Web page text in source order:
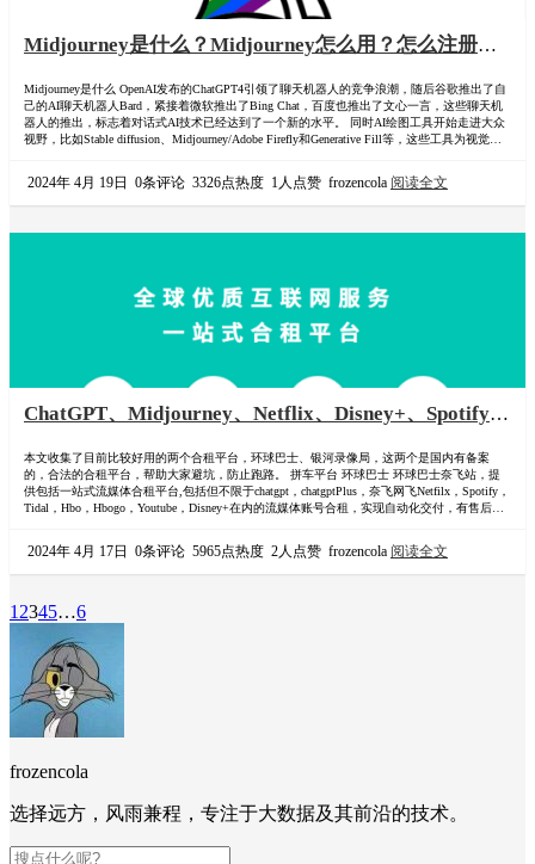
Midjourney是什么？Midjourney怎么用？怎么注册
租Midjourney拼车
Midjourney是什么 OpenAI发布的ChatGPT4引领了聊天机器人的竞争浪潮，随后谷歌推出了自
己的AI聊天机器人Bard，紧接着微软推出了Bing Chat，百度也推出了文心一言，这些聊天机
器人的推出，标志着对话式AI技术已经达到了一个新的水平。 同时AI绘图工具开始走进大众
视野，比如Stable diffusion、Midjourney/Adobe Firefly和Generative Fill等，这些工具为视觉内
2024年 4月 19日 0条评论 3326点热度 1人点赞 frozencola 阅读全文
ChatGPT、Midjourney、Netflix、Disney+、Spotify、
TV+、Apple Music、Apple One、Peacock、
Paramount等合租平台与最新优惠码
本文收集了目前比较好用的两个合租平台，环球巴士、银河录像局，这两个是国内有备案
的，合法的合租平台，帮助大家避坑，防止跑路。 拼车平台 环球巴士 环球巴士奈飞站，提
供包括一站式流媒体合租平台,包括但不限于chatgpt，chatgptPlus，奈飞网飞Netfilx，Spotify，
Tidal，Hbo，Hbogo，Youtube，Disney+在内的流媒体账号合租，实现自动化交付，有售后，
2024年 4月 17日 0条评论 5965点热度 2人点赞 frozencola 阅读全文
1 2345…6
frozencola
选择远方，风雨兼程，专注于大数据及其前沿的技术。